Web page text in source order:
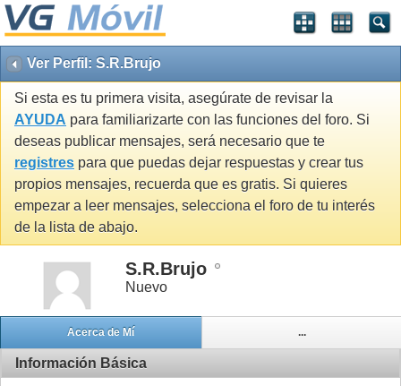
Ver Perfil: S.R.Brujo
Si esta es tu primera visita, asegúrate de revisar la
AYUDA para familiarizarte con las funciones del foro. Si
deseas publicar mensajes, será necesario que te
registres para que puedas dejar respuestas y crear tus
propios mensajes, recuerda que es gratis. Si quieres
empezar a leer mensajes, selecciona el foro de tu interés
de la lista de abajo.
S.R.Brujo
Nuevo
Acerca de Mí ...
Información Básica